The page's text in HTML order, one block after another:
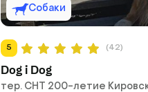
Собаки
5 (42)
Dog i Dog
тер. СНТ 200-летие